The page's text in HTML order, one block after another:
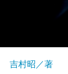
吉村昭／著